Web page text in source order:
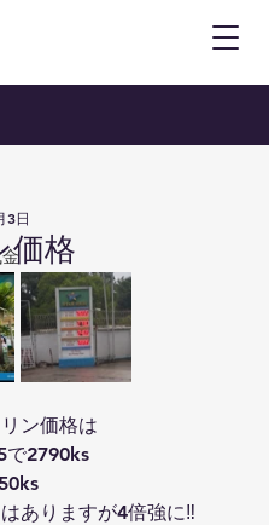
価格
3日
ン価格は
で2790ks
ありますが4倍強に‼️